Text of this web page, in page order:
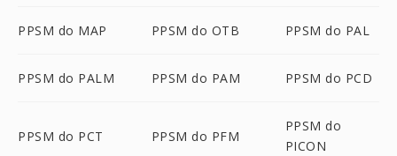
PPSM do MAP PPSM do OTB PPSM do PAL
PPSM do PALM PPSM do PAM PPSM do PCD
PPSM do PCT PPSM do PFM
PPSM do
PICON